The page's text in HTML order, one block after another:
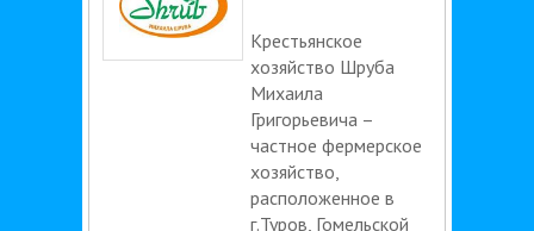
Крестьянское
хозяйство Шруба
Михаила
Григорьевича –
частное фермерское
хозяйство,
расположенное в
г.Туров, Гомельской